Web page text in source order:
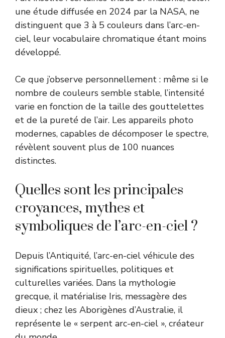
une étude diffusée en 2024 par la NASA, ne
distinguent que 3 à 5 couleurs dans l’arc-en-
ciel, leur vocabulaire chromatique étant moins
développé.
Ce que j’observe personnellement : même si le
nombre de couleurs semble stable, l’intensité
varie en fonction de la taille des gouttelettes
et de la pureté de l’air. Les appareils photo
modernes, capables de décomposer le spectre,
révèlent souvent plus de 100 nuances
distinctes.
Quelles sont les principales
croyances, mythes et
symboliques de l’arc-en-ciel ?
Depuis l’Antiquité, l’arc-en-ciel véhicule des
significations spirituelles, politiques et
culturelles variées. Dans la mythologie
grecque, il matérialise Iris, messagère des
dieux ; chez les Aborigènes d’Australie, il
représente le « serpent arc-en-ciel », créateur